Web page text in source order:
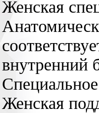
Женская
внутренний
Женская